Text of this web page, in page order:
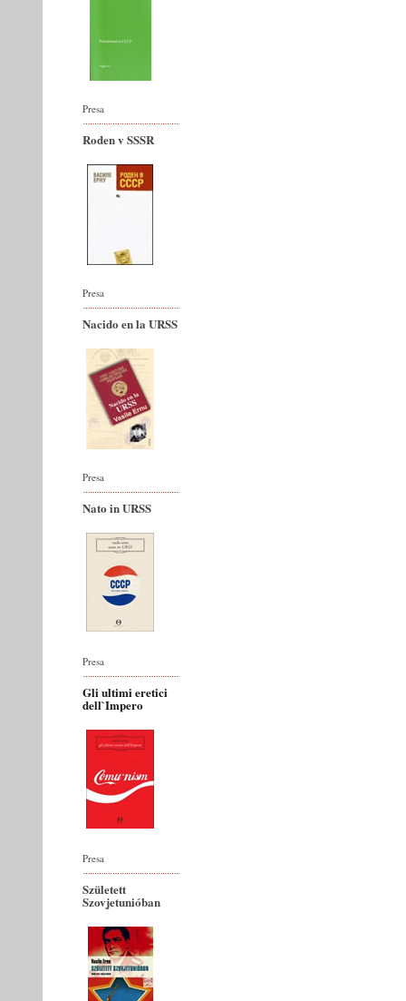
Presa
Roden v SSSR
Presa
Nacido en la URSS
Presa
Nato in URSS
Presa
Gli ultimi eretici
dell`Impero
Presa
Született
Szovjetunióban